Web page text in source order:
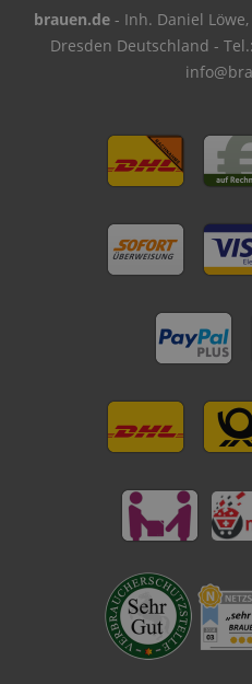
brauen.de- Inh. Daniel Löwe,
Dresden Deutschland -